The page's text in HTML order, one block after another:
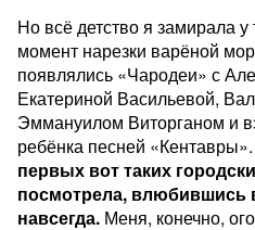
Но всё детство я замирала
момент нарезки варёной
появлялись «Чародеи» с
Екатериной Васильевой,
Эммануилом Виторганом и
ребёнка песней «Кентавры».
первых вот таких
посмотрела, влюбившись
навсегда. Меня, конечно,